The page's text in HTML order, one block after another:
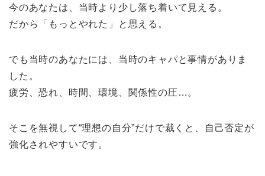
今のあなたは、当時より少し落ち着いて見える。
だから「もっとやれた」と思える。
でも当時のあなたには、当時のキャパと事情がありま
した。
疲労、恐れ、時間、環境、関係性の圧…。
そこを無視して“理想の自分”だけで裁くと、自己否定が
強化されやすいです。